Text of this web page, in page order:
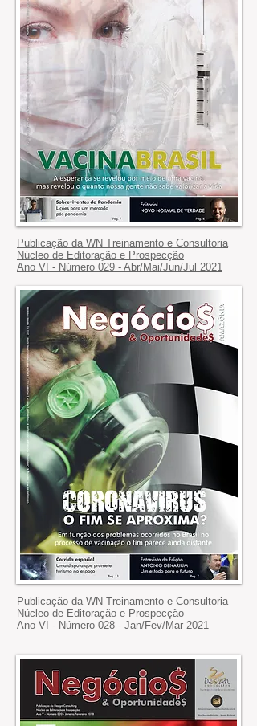
Publicação da WN Treinamento e Consultoria
Núcleo de Editoração e Prospecção
Ano VI - Número 029 - Abr/Mai/Jun/Jul 2021
Publicação da WN Treinamento e Consultoria
Núcleo de Editoração e Prospecção
Ano VI - Número 028 - Jan/Fev/Mar 2021